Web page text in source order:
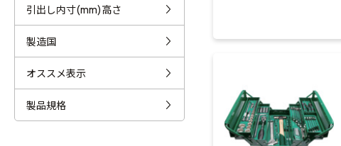
引出し内寸(mm)高さ
製造国
オススメ表示
製品規格